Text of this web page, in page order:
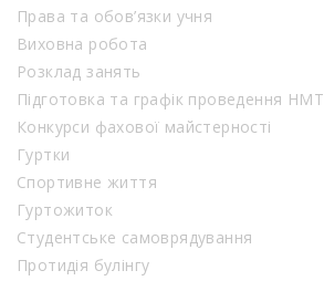
Права та обов’язки учня
Виховна робота
Розклад занять
Підготовка та графік проведення НМТ
Конкурси фахової майстерності
Гуртки
Спортивне життя
Гуртожиток
Студентське самоврядування
Протидія булінгу